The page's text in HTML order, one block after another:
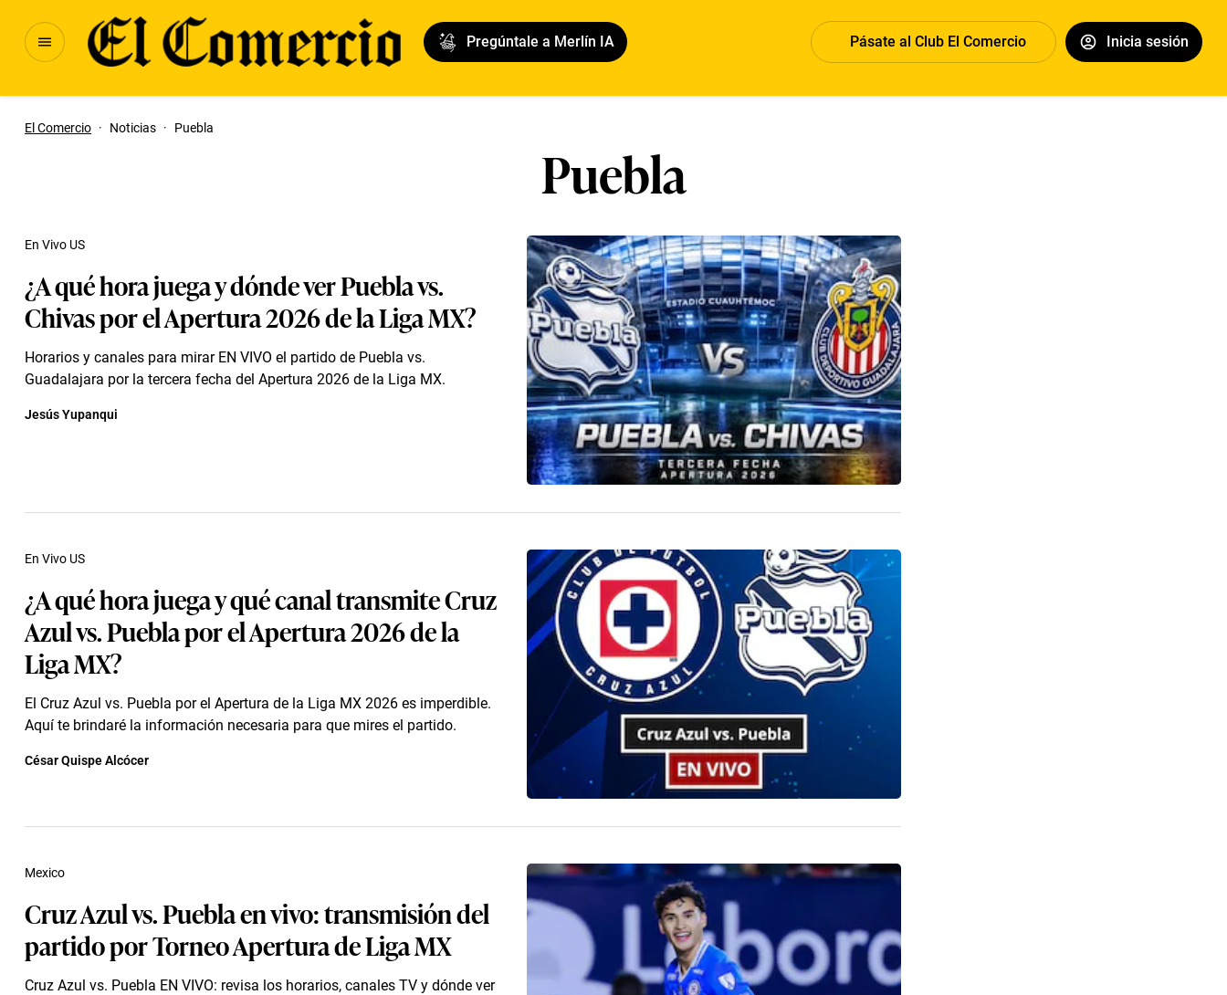
Pregúntale a Merlín IA Pásate al Club El Comercio Inicia sesión
El Comercio · Noticias · Puebla
Puebla
¿A qué hora juega y dónde ver Puebla vs.
Chivas por el Apertura 2026 de la Liga MX?
Horarios y canales para mirar EN VIVO el partido de Puebla vs.
Guadalajara por la tercera fecha del Apertura 2026 de la Liga MX.
En Vivo US
Jesús Yupanqui
¿A qué hora juega y qué canal transmite Cruz
Azul vs. Puebla por el Apertura 2026 de la
Liga MX?
El Cruz Azul vs. Puebla por el Apertura de la Liga MX 2026 es imperdible.
Aquí te brindaré la información necesaria para que mires el partido.
En Vivo US
César Quispe Alcócer
Cruz Azul vs. Puebla en vivo: transmisión del
partido por Torneo Apertura de Liga MX
Cruz Azul vs. Puebla EN VIVO: revisa los horarios, canales TV y dónde ver
Mexico